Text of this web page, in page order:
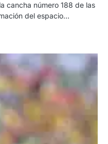
cancha número 188 de las
del espacio…